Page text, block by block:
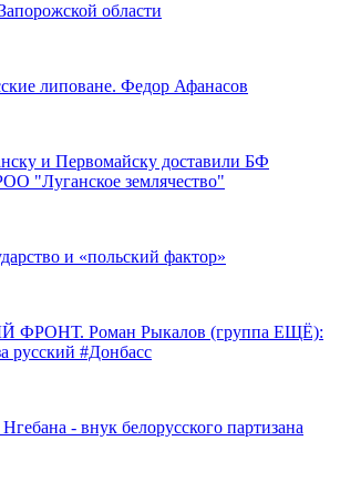
области
липоване. Федор Афанасов
и Первомайску доставили БФ
"Луганское землячество"
и «польский фактор»
ФРОНТ. Роман Рыкалов (группа ЕЩЁ):
русский #Донбасс
- внук белорусского партизана